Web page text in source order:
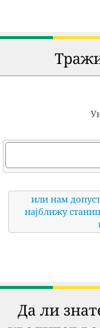
или нам
најближу
Да ли